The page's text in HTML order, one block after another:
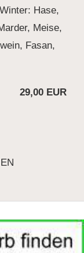
Hase,
Meise,
Fasan,
29,00 EUR